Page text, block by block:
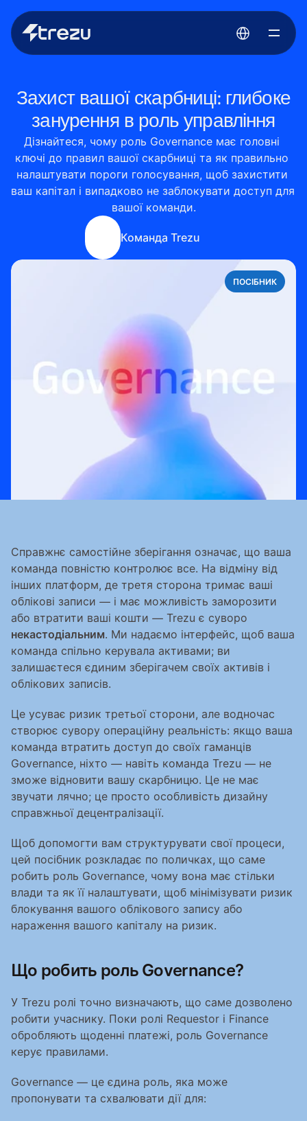
Захист вашої скарбниці: глибоке
занурення в роль управління
Дізнайтеся, чому роль Governance має головні
ключі до правил вашої скарбниці та як правильно
налаштувати пороги голосування, щоб захистити
ваш капітал і випадково не заблокувати доступ для
вашої команди.
Команда Trezu
ПОСІБНИК
Справжнє самостійне зберігання означає, що ваша
команда повністю контролює все. На відміну від
інших платформ, де третя сторона тримає ваші
облікові записи — і має можливість заморозити
некастодіальним. Ми надаємо інтерфейс, щоб ваша
команда спільно керувала активами; ви
залишаєтеся єдиним зберігачем своїх активів і
облікових записів.
Це усуває ризик третьої сторони, але водночас
створює сувору операційну реальність: якщо ваша
команда втратить доступ до своїх гаманців
Governance, ніхто — навіть команда Trezu — не
зможе відновити вашу скарбницю. Це не має
звучати лячно; це просто особливість дизайну
справжньої децентралізації.
Щоб допомогти вам структурувати свої процеси,
цей посібник розкладає по поличках, що саме
робить роль Governance, чому вона має стільки
влади та як її налаштувати, щоб мінімізувати ризик
блокування вашого облікового запису або
нараження вашого капіталу на ризик.
Що робить роль Governance?
У Trezu ролі точно визначають, що саме дозволено
робити учаснику. Поки ролі Requestor і Finance
обробляють щоденні платежі, роль Governance
керує правилами.
Governance — це єдина роль, яка може
пропонувати та схвалювати дії для: